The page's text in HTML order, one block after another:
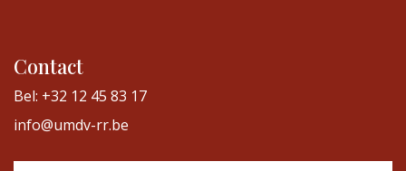
Contact
Bel: +32 12 45 83 17
info@umdv-rr.be